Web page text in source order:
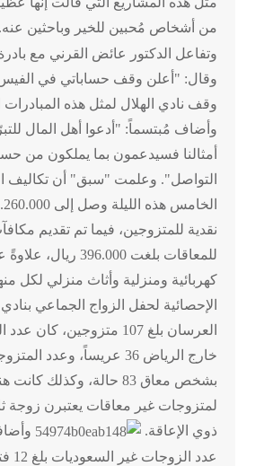
من أشخاص مُحبين للخير وباحثين عنه.
وتفاعل الدكتور عائض القرني مع
وقال: "أعلن وقف حساباتي في الفيس
وقف نادي الهلال لمثل هذه المبادرات
وأضاف مُبتسماً: "أدعوا أهل المال
أمثالنا فسيدعمون بما يملكون من
التواصل". وعلمت "سبق" أن تكاليف
نقدية للمتزوجين، فيما تم تقديم
للمعاقات بلغت
كهربائية ومنزلية وأثاث منزلي لكل
الإحصائية لحفل الزواج الجماعي
العرسان بلغ 107 متزوجين،
خارج الرياض 36 عريساً،
بشخص معاق 83 حالة، وكذلك
لمتزوجات غير معاقات يعتبرن
ذوي الإعاقة.
عدد